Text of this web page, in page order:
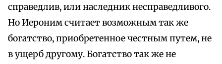
справедлив, или наследник несправедливого.
Но Иероним считает возможным так же
богатство, приобретенное честным путем, не
в ущерб другому. Богатство так же не